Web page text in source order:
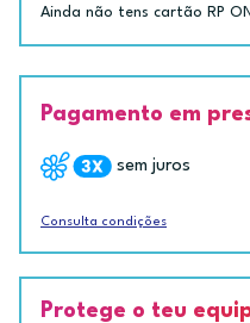
Ainda não tens cartão RP
Pagamento em
sem juros
Consulta condições
Protege o teu